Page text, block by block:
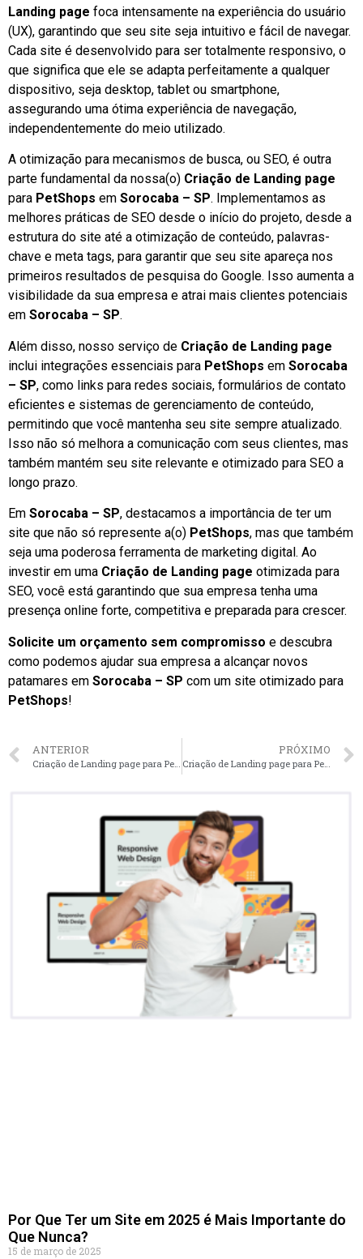
Landing page foca intensamente na experiência do usuário
(UX), garantindo que seu site seja intuitivo e fácil de navegar.
Cada site é desenvolvido para ser totalmente responsivo, o
que significa que ele se adapta perfeitamente a qualquer
dispositivo, seja desktop, tablet ou smartphone,
assegurando uma ótima experiência de navegação,
independentemente do meio utilizado.
A otimização para mecanismos de busca, ou SEO, é outra
parte fundamental da nossa(o) Criação de Landing page
para PetShops em Sorocaba – SP. Implementamos as
melhores práticas de SEO desde o início do projeto, desde a
estrutura do site até a otimização de conteúdo, palavras-
chave e meta tags, para garantir que seu site apareça nos
primeiros resultados de pesquisa do Google. Isso aumenta a
visibilidade da sua empresa e atrai mais clientes potenciais
em Sorocaba – SP.
Além disso, nosso serviço de Criação de Landing page
inclui integrações essenciais para PetShops em Sorocaba
– SP, como links para redes sociais, formulários de contato
eficientes e sistemas de gerenciamento de conteúdo,
permitindo que você mantenha seu site sempre atualizado.
Isso não só melhora a comunicação com seus clientes, mas
também mantém seu site relevante e otimizado para SEO a
longo prazo.
Em Sorocaba – SP, destacamos a importância de ter um
site que não só represente a(o) PetShops, mas que também
seja uma poderosa ferramenta de marketing digital. Ao
investir em uma Criação de Landing page otimizada para
SEO, você está garantindo que sua empresa tenha uma
presença online forte, competitiva e preparada para crescer.
Solicite um orçamento sem compromisso e descubra
como podemos ajudar sua empresa a alcançar novos
patamares em Sorocaba – SP com um site otimizado para
PetShops!
ANTERIOR PRÓXIMO
Criação de Landing page para PetShops em Ribeirão Preto – SP faça seu orçamento
Por Que Ter um Site em 2025 é Mais Importante do
Que Nunca?
15 de março de 2025